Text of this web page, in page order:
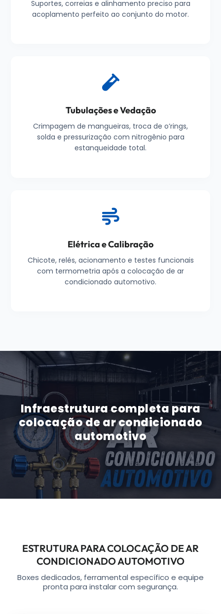
Suportes, correias e alinhamento preciso para
acoplamento perfeito ao conjunto do motor.
Tubulações e Vedação
Crimpagem de mangueiras, troca de o’rings,
solda e pressurização com nitrogênio para
estanqueidade total.
Elétrica e Calibração
Chicote, relés, acionamento e testes funcionais
com termometria após a colocação de ar
condicionado automotivo.
Infraestrutura completa para
colocação de ar condicionado
automotivo
ESTRUTURA PARA COLOCAÇÃO DE AR
CONDICIONADO AUTOMOTIVO
Boxes dedicados, ferramental específico e equipe
pronta para instalar com segurança.